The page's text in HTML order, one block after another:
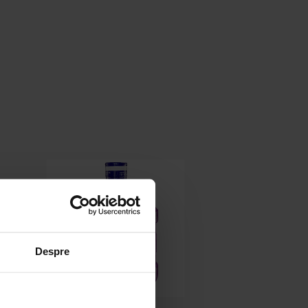
Despre